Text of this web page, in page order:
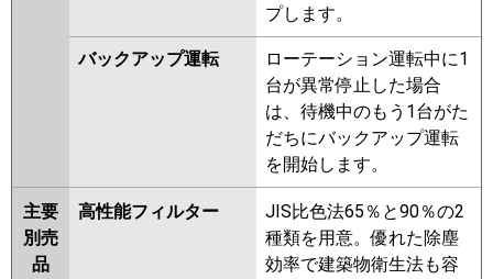
プします。
バックアップ運転
ローテーション運転中に1
台が異常停止した場合
は、待機中のもう1台がた
だちにバックアップ運転
を開始します。
主要
別売
品
高性能フィルター
JIS比色法65％と90％の2
種類を用意。優れた除塵
効率で建築物衛生法も容